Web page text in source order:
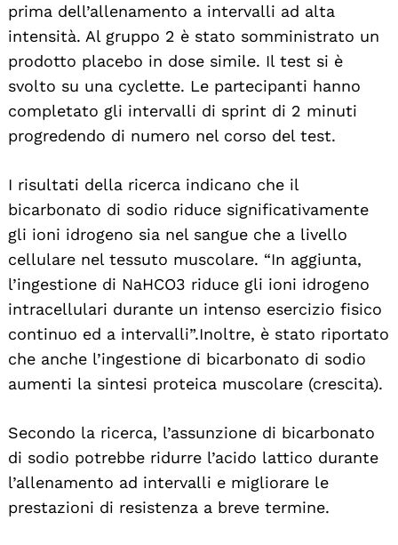
prima dell’allenamento a intervalli ad alta
intensità. Al gruppo 2 è stato somministrato un
prodotto placebo in dose simile. Il test si è
svolto su una cyclette. Le partecipanti hanno
completato gli intervalli di sprint di 2 minuti
progredendo di numero nel corso del test.
I risultati della ricerca indicano che il
bicarbonato di sodio riduce significativamente
gli ioni idrogeno sia nel sangue che a livello
cellulare nel tessuto muscolare. “In aggiunta,
l’ingestione di NaHCO3 riduce gli ioni idrogeno
intracellulari durante un intenso esercizio fisico
continuo ed a intervalli”. Inoltre, è stato riportato
che anche l’ingestione di bicarbonato di sodio
aumenti la sintesi proteica muscolare (crescita).
Secondo la ricerca, l’assunzione di bicarbonato
di sodio potrebbe ridurre l’acido lattico durante
l’allenamento ad intervalli e migliorare le
prestazioni di resistenza a breve termine.